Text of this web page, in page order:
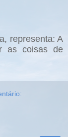
representa: A
as coisas de